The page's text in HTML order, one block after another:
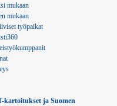
mukaan
mukaan
työpaikat
kartoitukset ja Suomen